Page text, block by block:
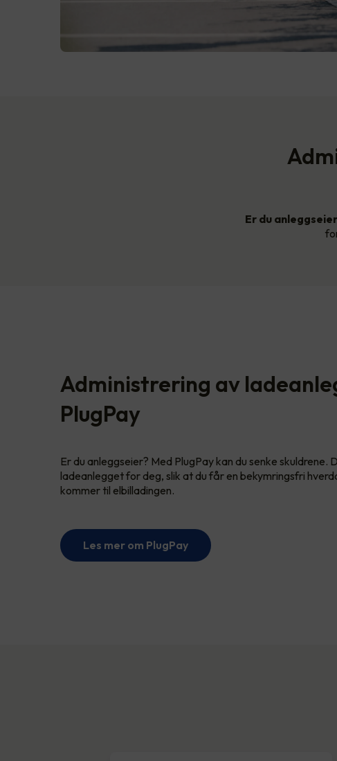
Er du
Administrering av
PlugPay
Er du anleggseier? Med PlugPay kan du senke skuldrene.
ladeanlegget for deg, slik at du får en bekymringsfri
kommer til elbilladingen.
Les mer om PlugPay